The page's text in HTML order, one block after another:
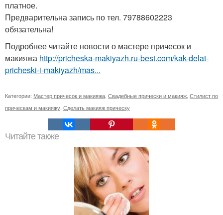
платное.
Предварительна запись по тел. 79788602223
обязательна!
Подробнее читайте новости о мастере причесок и
макияжа http://pricheska-makiyazh.ru-best.com/kak-delat-
pricheski-i-makiyazh/mas...
Категории: Мастер причесок и макияжа, Свадебные прически и макияж, Стилист по
прическам и макияжу, Сделать макияж прическу
Читайте также